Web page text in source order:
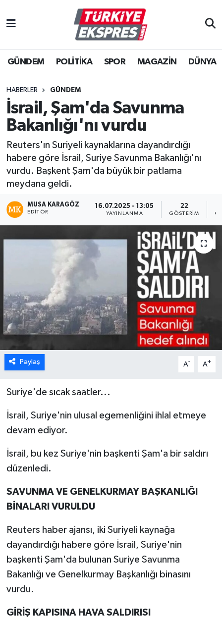
GÜNDEM POLİTİKA SPOR MAGAZİN DÜNYA
HABERLER GÜNDEM
İsrail, Şam'da Savunma
Bakanlığı'nı vurdu
Reuters'ın Suriyeli kaynaklarına dayandırdığı
habere göre İsrail, Suriye Savunma Bakanlığı'nı
vurdu. Başkent Şam'da büyük bir patlama
meydana geldi.
MUSA KARAGÖZ
EDITÖR
16.07.2025 - 13:05
YAYINLANMA
22
GÖSTERIM
Paylaş A- A+
Suriye'de sıcak saatler...
İsrail, Suriye'nin ulusal egemenliğini ihlal etmeye
devam ediyor.
İsrail, bu kez Suriye'nin başkenti Şam'a bir saldırı
düzenledi.
SAVUNMA VE GENELKURMAY BAŞKANLIĞI
BİNALARI VURULDU
Reuters haber ajansı, iki Suriyeli kaynağa
dayandırdığı habere göre İsrail, Suriye'nin
başkenti Şam'da bulunan Suriye Savunma
Bakanlığı ve Genelkurmay Başkanlığı binasını
vurdu.
GİRİŞ KAPISINA HAVA SALDIRISI
İstanbul Nöbetçi Eczaneler
İstanbul Hava Durumu
İstanbul Namaz Vakitleri
İstanbul Trafik Yoğunluk Haritası
Tüm Manşetler
Son Dakika Haberleri
Haber Arşivi